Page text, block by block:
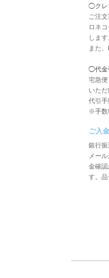
◯クレ
ご注
ロネ
します
また
◯代金
宅急
いただ
代引手
※手数
ご入
銀行
メー
金確認
す。品